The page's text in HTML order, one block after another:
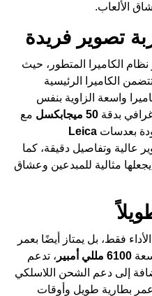
الألعاب.
تصوير فريدة
نظام الكاميرا المتطور، حيث
الكاميرا الرئيسية
واسعة الزاوية بنفس
بدقة 50 ميجابكسل
مع
بعدسات Leica
عالية وتفاصيل دقيقة، كما
مثالية للمبدعين وعشاق
فقط، بل يمتاز أيضًا بعمر
6100 مللي أمبير
، تدعم
إلى دعم الشحن اللاسلكي
بطارية طويل وأوقات